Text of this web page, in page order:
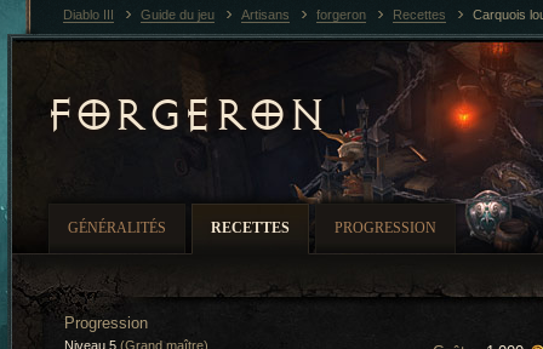
FORGERON
GÉNÉRALITÉS RECETTES PROGRESSION
Progression
Niveau 5 (Grand maître)
Diablo III Guide du jeu Artisans forgeron Recettes Carquois